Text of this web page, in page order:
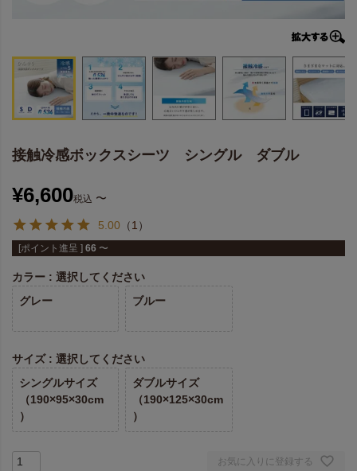
接触冷感ボックスシーツ シングル ダブル
¥6,600税込 〜
5.00 （1 ）
[ポイント進呈 ] 66 〜
カラー
選択してください
グレー
ブルー
サイズ
選択してください
シングルサイズ
（190×95×30cm
）
ダブルサイズ
（190×125×30cm
）
お気に入りに登録する